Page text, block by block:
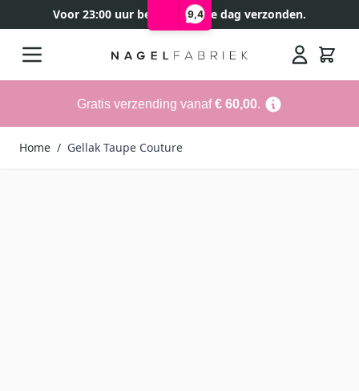
9,4
Voor 23:00 uur besteld, zelfde dag verzonden.
Gratis verzending vanaf€ 60,00.
Home / Gellak Taupe Couture